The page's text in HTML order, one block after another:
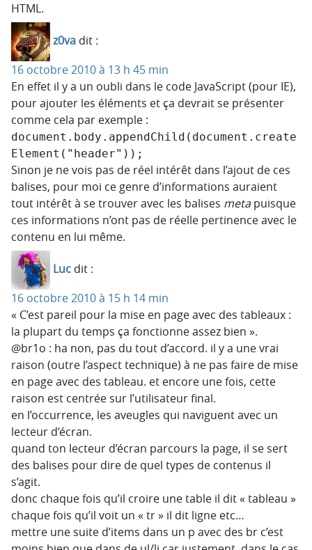
HTML.
z0va dit :
16 octobre 2010 à 13 h 45 min
En effet il y a un oubli dans le code JavaScript (pour IE),
pour ajouter les éléments et ça devrait se présenter
comme cela par exemple :
document.body.appendChild(document.create
Element("header"));
Sinon je ne vois pas de réel intérêt dans l’ajout de ces
balises, pour moi ce genre d’informations auraient
tout intérêt à se trouver avec les balises metapuisque
ces informations n’ont pas de réelle pertinence avec le
contenu en lui même.
Luc dit :
16 octobre 2010 à 15 h 14 min
« C’est pareil pour la mise en page avec des tableaux :
la plupart du temps ça fonctionne assez bien ».
@br1o : ha non, pas du tout d’accord. il y a une vrai
raison (outre l’aspect technique) à ne pas faire de mise
en page avec des tableau. et encore une fois, cette
raison est centrée sur l’utilisateur final.
en l’occurrence, les aveugles qui naviguent avec un
lecteur d’écran.
quand ton lecteur d’écran parcours la page, il se sert
des balises pour dire de quel types de contenus il
s’agit.
donc chaque fois qu’il croire une table il dit « tableau »
chaque fois qu’il voit un « tr » il dit ligne etc…
mettre une suite d’items dans un p avec des br c’est